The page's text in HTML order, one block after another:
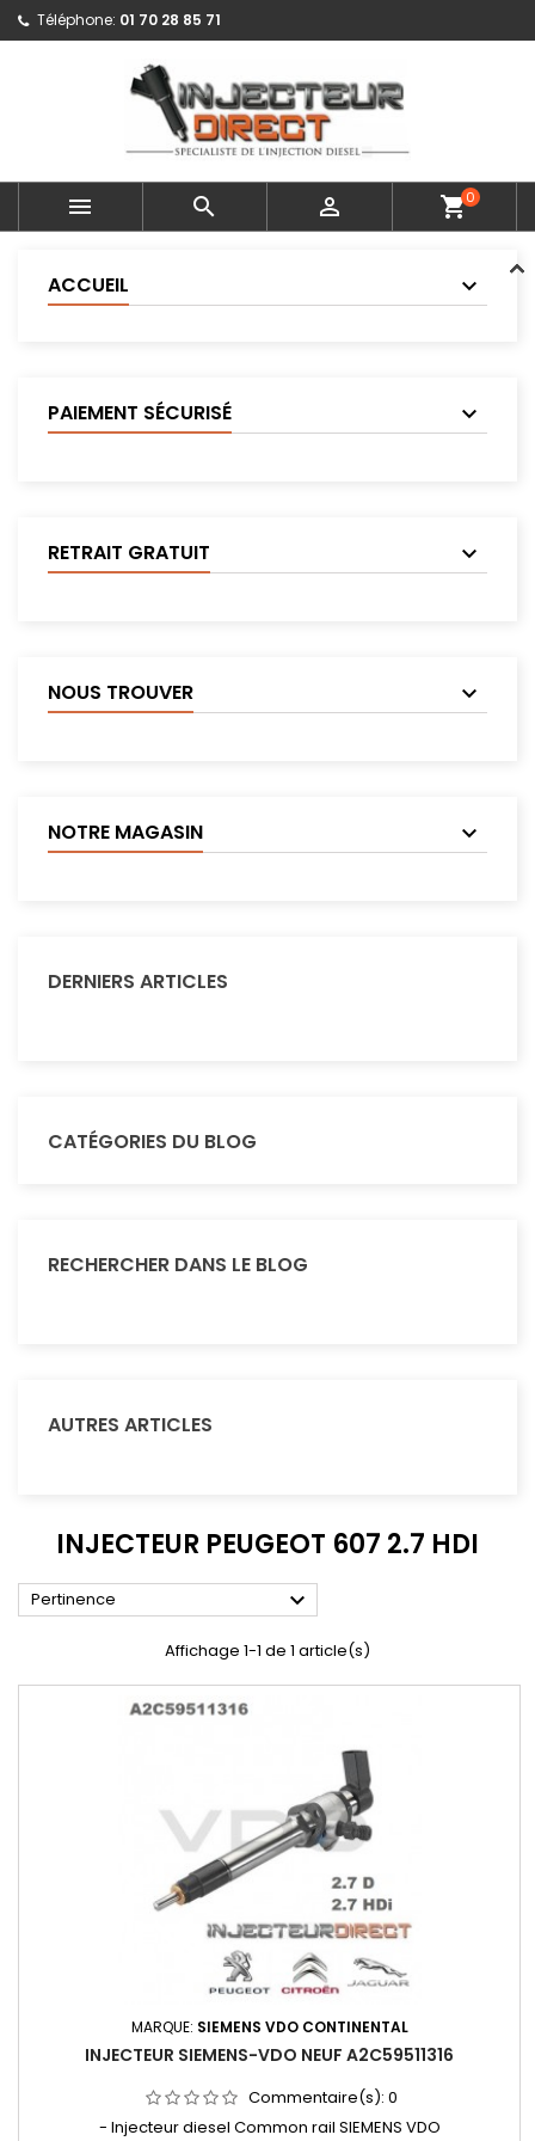
Téléphone: 01 70 28 85 71
   shopping_cart0
ACCUEIL
PAIEMENT SÉCURISÉ
RETRAIT GRATUIT
NOUS TROUVER
NOTRE MAGASIN
DERNIERS ARTICLES
CATÉGORIES DU BLOG
RECHERCHER DANS LE BLOG
AUTRES ARTICLES
INJECTEUR PEUGEOT 607 2.7 HDI
Pertinence 
Affichage 1-1 de 1 article(s)
MARQUE: SIEMENS VDO CONTINENTAL
INJECTEUR SIEMENS-VDO NEUF A2C59511316
Commentaire(s): 0
- Injecteur diesel Common rail SIEMENS VDO